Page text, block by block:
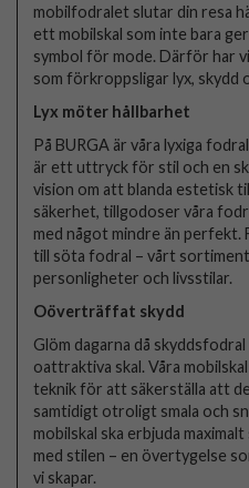
mobilfodralet slutar din resa
ett mobilskal som inte bara
symbol för mode. Därför har
som förkroppsligar lyx, skydd
Lyx möter hållbarhet
På BURGA är våra lyxiga
är ett uttryck för stil och en
vision om att blanda estetisk
säkerhet, tillgodoser våra
med något mindre än
till söta fodral – vårt
personligheter och livsstilar.
Oöverträffat skydd
Glöm dagarna då
oattraktiva skal. Våra
teknik för att säkerställa att
samtidigt otroligt smala och
mobilskal ska erbjuda
med stilen – en övertygelse
vi skapar.